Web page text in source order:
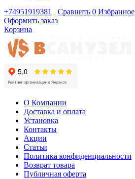
+74951919381
Сравнить 0 Избранное
Оформить заказ
Корзина
О Компании
Доставка и оплата
Установка
Контакты
Акции
Статьи
Политика конфиденциальности
Возврат товара
Публичная оферта